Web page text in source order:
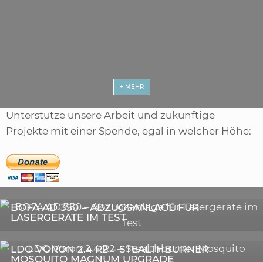
+ MEHR
Unterstütze unsere Arbeit und zukünftige
Projekte mit einer Spende, egal in welcher Höhe:
BOFA AD 350 – ABZUGSANLAGE FÜR
LASERGERÄTE IM TEST
DIE BEDEUTENDSTEN SCHRITTE ZUR
ERFOLGREICHEN MARKENBILDUNG IN DER
DIGITALEN ÄRA
LDO VORON 2.4 R2 – STEALTHBURNER
MOSQUITO MAGNUM UPGRADE
ASTRONOMIE